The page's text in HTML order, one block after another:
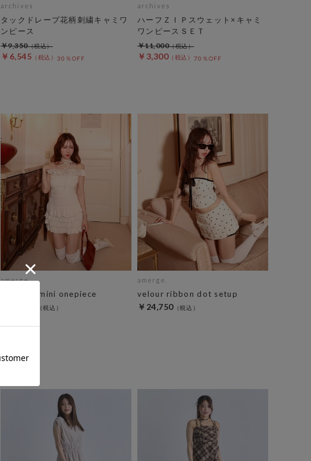
archives
タックドレープ花柄刺繍キャミワ
ンピース
￥6,545 30％OFF
￥9,350
archives
ハーフＺＩＰスウェット×キャミ
ワンピースＳＥＴ
￥3,300 70％OFF
￥11,000
amerge.
rose frill mini onepiece
amerge.
velour ribbon dot setup
￥24,750